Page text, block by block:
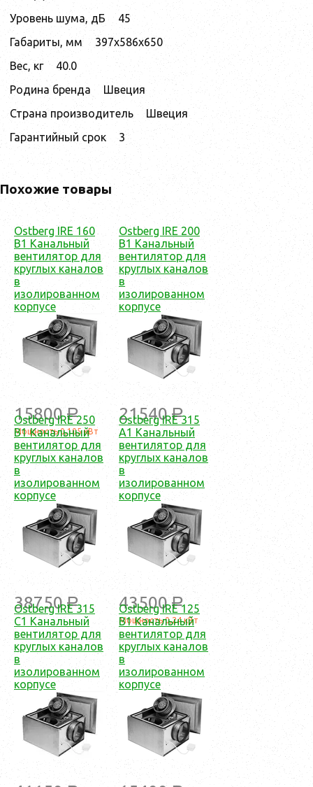
Уровень шума, дБ
45
Габариты, мм
397x586x650
Вес, кг
40.0
Родина бренда
Швеция
Страна производитель
Швеция
Гарантийный срок
3
Похожие товары
Ostberg IRE 160
B1 Канальный
вентилятор для
круглых каналов
в
изолированном
корпусе
15800a
Мощность 0,105 кВт
Ostberg IRE 200
B1 Канальный
вентилятор для
круглых каналов
в
изолированном
корпусе
21540a
Ostberg IRE 250
B1 Канальный
вентилятор для
круглых каналов
в
изолированном
корпусе
38750a
Ostberg IRE 315
A1 Канальный
вентилятор для
круглых каналов
в
изолированном
корпусе
43500a
Мощность 0,24 кВт
Ostberg IRE 315
C1 Канальный
вентилятор для
круглых каналов
в
изолированном
корпусе
Ostberg IRE 125
B1 Канальный
вентилятор для
круглых каналов
в
изолированном
корпусе